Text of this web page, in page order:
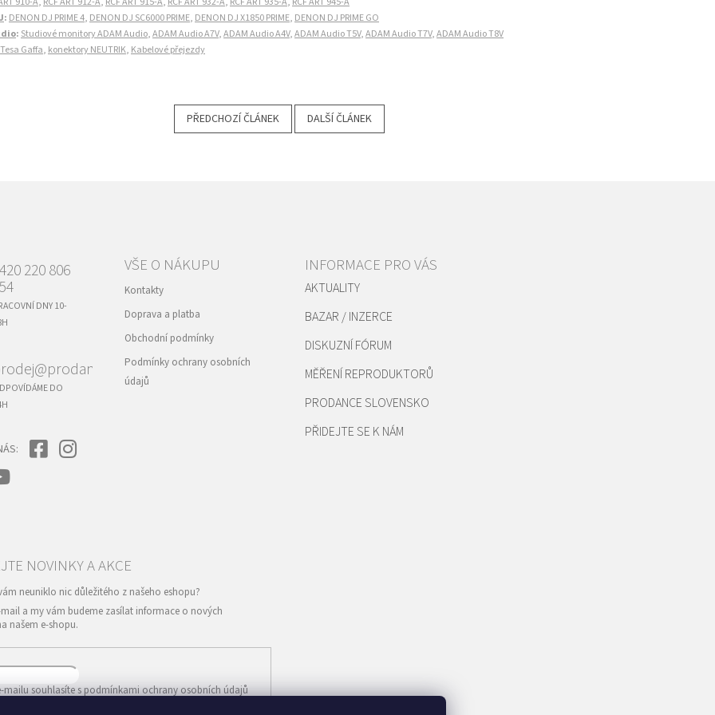
: DENON DJ PRIME 4, DENON DJ SC6000 PRIME, DENON DJ X1850 PRIME, DENON DJ PRIME GO
: Studiové monitory ADAM Audio,ADAM Audio A7V,ADAM Audio A4V,ADAM Audio T5V,ADAM Audio T7V,ADAM Audio T8V
Tesa Gaffa, konektory NEUTRIK, Kabelové přejezdy
PŘEDCHOZÍ ČLÁNEK DALŠÍ ČLÁNEK
220 806
DNY 10-
DO
VŠE O NÁKUPU
Kontakty
Doprava a platba
Obchodní podmínky
Podmínky ochrany osobních
údajů
INFORMACE PRO VÁS
AKTUALITY
BAZAR / INZERCE
DISKUZNÍ FÓRUM
MĚŘENÍ REPRODUKTORŮ
PRODANCE SLOVENSKO
PŘIDEJTE SE K NÁM
a my vám budeme zasílat informace o nových
našem e-shopu.
mailu souhlasíte spodmínkami ochrany osobních údajů